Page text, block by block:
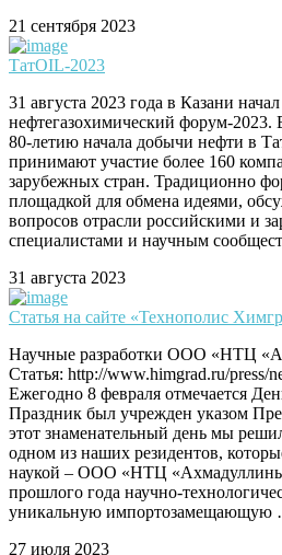
21 сентября 2023
ТатOIL-2023
31 августа 2023 года в Казани
нефтегазохимический форум-2023.
80-летию начала добычи нефти в
принимают участие более 160
зарубежных стран. Традиционно
площадкой для обмена идеями,
вопросов отрасли российскими и
специалистами и научным
31 августа 2023
Статья на сайте «Технополис
Научные разработки ООО «НТЦ
Статья: http://www.himgrad.ru/press/
Ежегодно 8 февраля отмечается
Праздник был учрежден указом
этот знаменательный день мы
одном из наших резидентов,
наукой – ООО «НТЦ
прошлого года научно-
уникальную импортозамещающую
27 июля 2023